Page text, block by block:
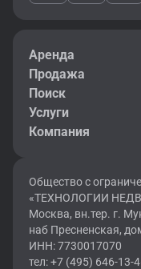
Аренда
Продажа
Поиск
Услуги
Компания
Общество с
«ТЕХНОЛОГИИ
Москва, вн.тер. г.
наб Пресненская,
ИНН: 7730017070
тел: +7 (495) 646-13-